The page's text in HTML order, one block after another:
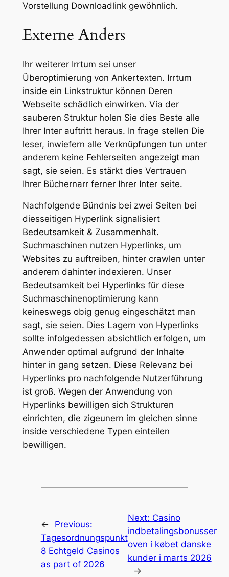
Vorstellung Downloadlink gewöhnlich.
Externe Anders
Ihr weiterer Irrtum sei unser
Überoptimierung von Ankertexten. Irrtum
inside ein Linkstruktur können Deren
Webseite schädlich einwirken. Via der
sauberen Struktur holen Sie dies Beste alle
Ihrer Inter auftritt heraus. In frage stellen Die
leser, inwiefern alle Verknüpfungen tun unter
anderem keine Fehlerseiten angezeigt man
sagt, sie seien. Es stärkt dies Vertrauen
Ihrer Büchernarr ferner Ihrer Inter seite.
Nachfolgende Bündnis bei zwei Seiten bei
diesseitigen Hyperlink signalisiert
Bedeutsamkeit & Zusammenhalt.
Suchmaschinen nutzen Hyperlinks, um
Websites zu auftreiben, hinter crawlen unter
anderem dahinter indexieren. Unser
Bedeutsamkeit bei Hyperlinks für diese
Suchmaschinenoptimierung kann
keineswegs obig genug eingeschätzt man
sagt, sie seien. Dies Lagern von Hyperlinks
sollte infolgedessen absichtlich erfolgen, um
Anwender optimal aufgrund der Inhalte
hinter in gang setzen. Diese Relevanz bei
Hyperlinks pro nachfolgende Nutzerführung
ist groß. Wegen der Anwendung von
Hyperlinks bewilligen sich Strukturen
einrichten, die zigeunern im gleichen sinne
inside verschiedene Typen einteilen
bewilligen.
←
Previous:
Tagesordnungspunkt
8 Echtgeld Casinos
as part of 2026
Next: Casino
indbetalingsbonusser
oven i købet danske
kunder i marts 2026
→